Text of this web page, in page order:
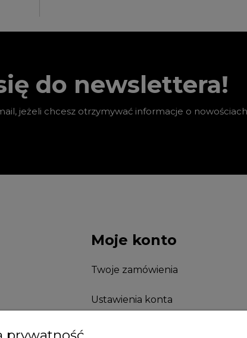
do newslettera!
jeżeli chcesz otrzymywać informacje o
Moje konto
Twoje zamówienia
Ustawienia konta